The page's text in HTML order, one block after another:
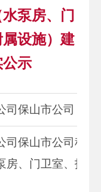
泵房、门
设施）建
示
司保山市公司
司保山市公司科
房、门卫室、技